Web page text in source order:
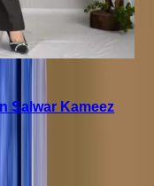
Salwar Kameez